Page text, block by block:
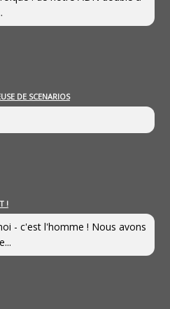
DE SCENARIOS
!
- c'est l'homme ! Nous avons